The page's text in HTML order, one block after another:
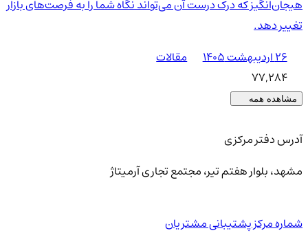
هیجان‌انگیز که درک درست آن می‌تواند نگاه شما را به فرصت‌های بازار
تغییر دهد.
۲۶ اردیبهشت ۱۴۰۵
مقالات
77,284
مشاهده همه
آدرس دفتر مرکزی
مشهد، بلوار هفتم تیر، مجتمع تجاری آرمیتاژ
شماره مرکز پشتیبانی مشتریان